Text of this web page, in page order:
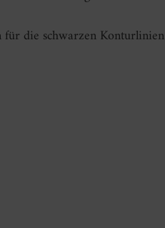
für die schwarzen Konturlinien